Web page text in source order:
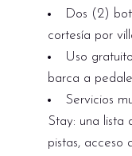
Dos (2)
cortesía por
Uso
barca a
Servicios
Stay: una lista
pistas, acceso